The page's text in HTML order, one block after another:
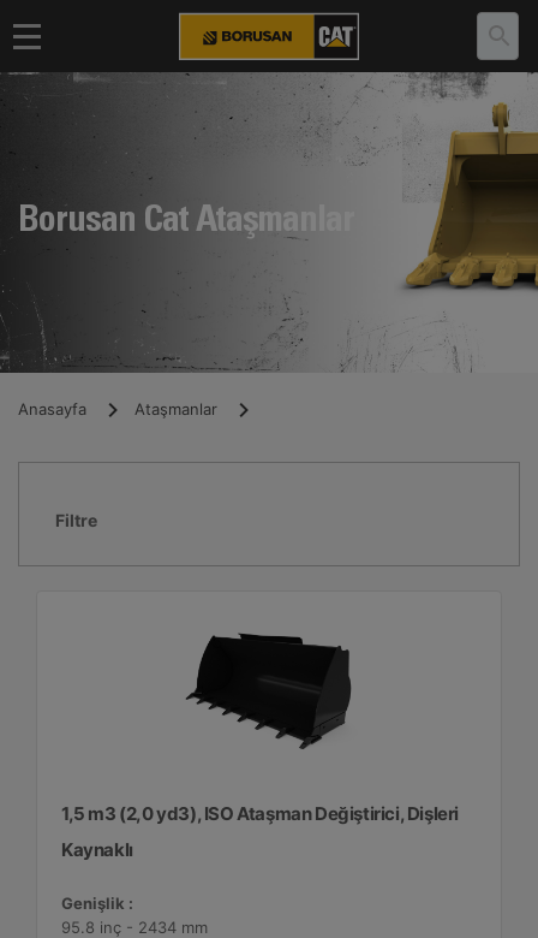
Borusan Cat Ataşmanlar
Anasayfa Ataşmanlar
Filtre
1,5 m3 (2,0 yd3), ISO Ataşman Değiştirici, Dişleri
Kaynaklı
Genişlik :
95.8 inç - 2434 mm